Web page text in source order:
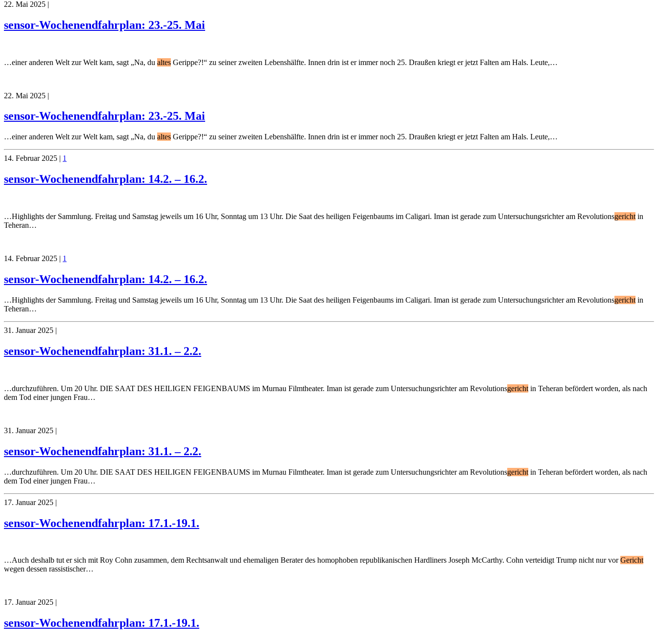
22. Mai 2025 |
sensor-Wochenendfahrplan: 23.-25. Mai
…einer anderen Welt zur Welt kam, sagt „Na, du altes Gerippe?!“ zu seiner zweiten Lebenshälfte. Innen drin ist er immer noch 25. Draußen kriegt er jetzt Falten am Hals. Leute,…
22. Mai 2025 |
sensor-Wochenendfahrplan: 23.-25. Mai
…einer anderen Welt zur Welt kam, sagt „Na, du altes Gerippe?!“ zu seiner zweiten Lebenshälfte. Innen drin ist er immer noch 25. Draußen kriegt er jetzt Falten am Hals. Leute,…
14. Februar 2025 | 1
sensor-Wochenendfahrplan: 14.2. – 16.2.
…Highlights der Sammlung. Freitag und Samstag jeweils um 16 Uhr, Sonntag um 13 Uhr. Die Saat des heiligen Feigenbaums im Caligari. Iman ist gerade zum Untersuchungsrichter am Revolutionsgericht in
Teheran…
14. Februar 2025 | 1
sensor-Wochenendfahrplan: 14.2. – 16.2.
…Highlights der Sammlung. Freitag und Samstag jeweils um 16 Uhr, Sonntag um 13 Uhr. Die Saat des heiligen Feigenbaums im Caligari. Iman ist gerade zum Untersuchungsrichter am Revolutionsgericht in
Teheran…
31. Januar 2025 |
sensor-Wochenendfahrplan: 31.1. – 2.2.
…durchzuführen. Um 20 Uhr. DIE SAAT DES HEILIGEN FEIGENBAUMS im Murnau Filmtheater. Iman ist gerade zum Untersuchungsrichter am Revolutionsgericht in Teheran befördert worden, als nach
dem Tod einer jungen Frau…
31. Januar 2025 |
sensor-Wochenendfahrplan: 31.1. – 2.2.
…durchzuführen. Um 20 Uhr. DIE SAAT DES HEILIGEN FEIGENBAUMS im Murnau Filmtheater. Iman ist gerade zum Untersuchungsrichter am Revolutionsgericht in Teheran befördert worden, als nach
dem Tod einer jungen Frau…
17. Januar 2025 |
sensor-Wochenendfahrplan: 17.1.-19.1.
…Auch deshalb tut er sich mit Roy Cohn zusammen, dem Rechtsanwalt und ehemaligen Berater des homophoben republikanischen Hardliners Joseph McCarthy. Cohn verteidigt Trump nicht nur vorGericht
wegen dessen rassistischer…
17. Januar 2025 |
sensor-Wochenendfahrplan: 17.1.-19.1.